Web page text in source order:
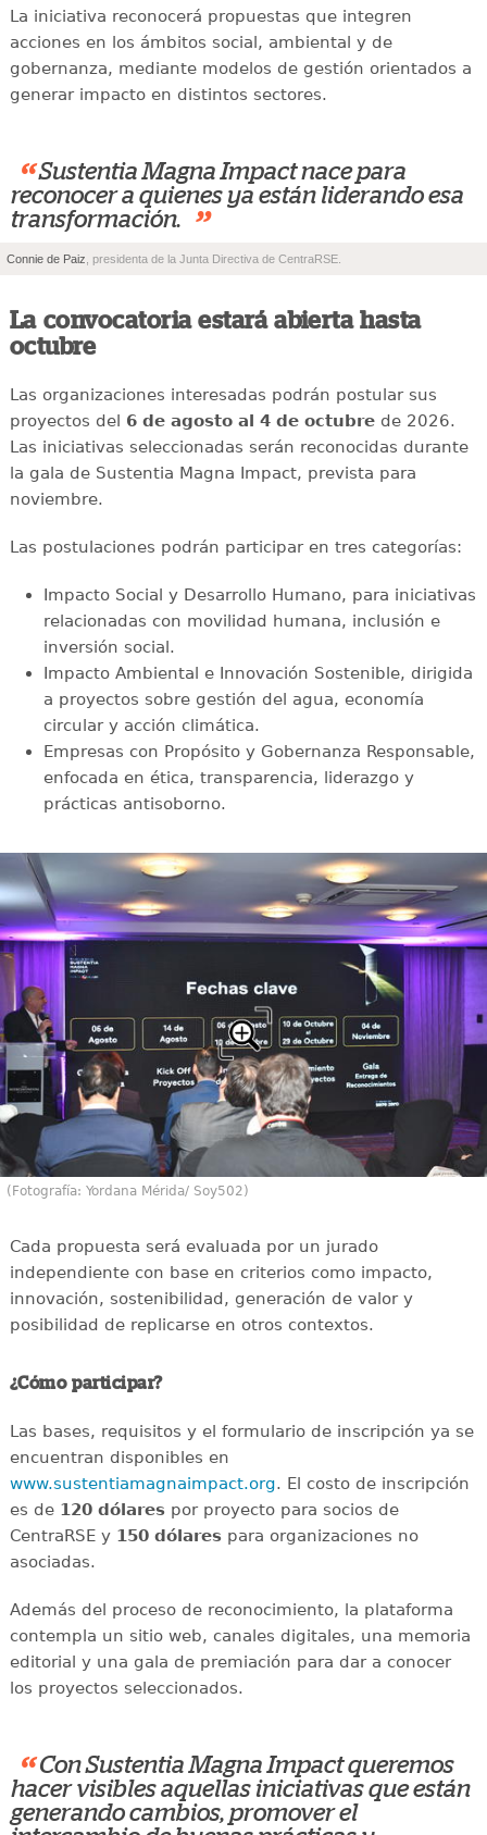
La iniciativa reconocerá propuestas que integren
acciones en los ámbitos social, ambiental y de
gobernanza, mediante modelos de gestión orientados a
generar impacto en distintos sectores.
“ Sustentia Magna Impact nace para
reconocer a quienes ya están liderando esa
transformación.
”
Connie de Paiz , presidenta de la Junta Directiva de CentraRSE.
La convocatoria estará abierta hasta
octubre
Las organizaciones interesadas podrán postular sus
proyectos del 6 de agosto al 4 de octubrede 2026.
Las iniciativas seleccionadas serán reconocidas durante
la gala de Sustentia Magna Impact, prevista para
noviembre.
Las postulaciones podrán participar en tres categorías:
Impacto Social y Desarrollo Humano, para iniciativas
relacionadas con movilidad humana, inclusión e
inversión social.
Impacto Ambiental e Innovación Sostenible, dirigida
a proyectos sobre gestión del agua, economía
circular y acción climática.
Empresas con Propósito y Gobernanza Responsable,
enfocada en ética, transparencia, liderazgo y
prácticas antisoborno.
(Fotografía: Yordana Mérida/ Soy502)
Cada propuesta será evaluada por un jurado
independiente con base en criterios como impacto,
innovación, sostenibilidad, generación de valor y
posibilidad de replicarse en otros contextos.
¿Cómo participar?
Las bases, requisitos y el formulario de inscripción ya se
encuentran disponibles en
www.sustentiamagnaimpact.org. El costo de inscripción
es de 120 dólarespor proyecto para socios de
CentraRSE y 150 dólarespara organizaciones no
asociadas.
Además del proceso de reconocimiento, la plataforma
contempla un sitio web, canales digitales, una memoria
editorial y una gala de premiación para dar a conocer
los proyectos seleccionados.
“ Con Sustentia Magna Impact queremos
hacer visibles aquellas iniciativas que están
generando cambios, promover el